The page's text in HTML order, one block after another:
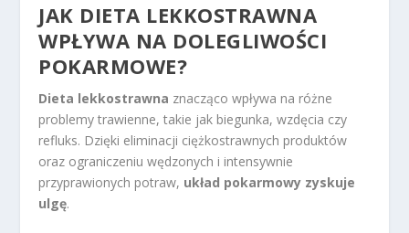
JAK DIETA LEKKOSTRAWNA
WPŁYWA NA DOLEGLIWOŚCI
POKARMOWE?
Dieta lekkostrawna znacząco wpływa na różne
problemy trawienne, takie jak biegunka, wzdęcia czy
refluks. Dzięki eliminacji ciężkostrawnych produktów
oraz ograniczeniu wędzonych i intensywnie
przyprawionych potraw, układ pokarmowy zyskuje
ulgę.